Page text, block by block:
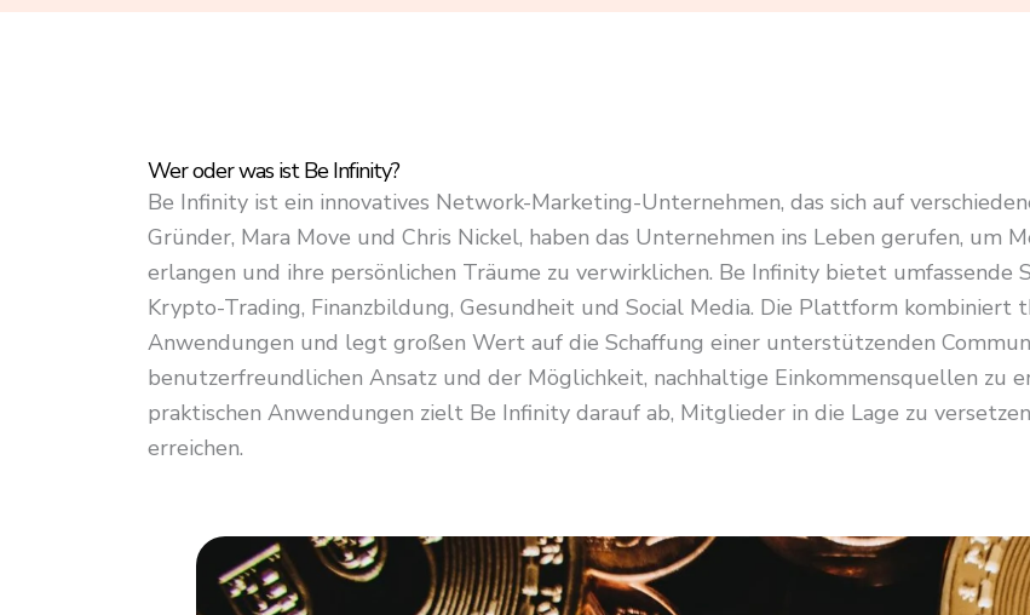
t
o
f
5
Wer oder was ist Be Infinity?
Be Infinity ist ein innovatives Network-Marketing-Unternehmen, das sich auf
Gründer, Mara Move und Chris Nickel, haben das Unternehmen ins Leben gerufen, um
erlangen und ihre persönlichen Träume zu verwirklichen. Be Infinity bietet umfassende
Krypto-Trading, Finanzbildung, Gesundheit und Social Media. Die Plattform kombiniert
Anwendungen und legt großen Wert auf die Schaffung einer unterstützenden
benutzerfreundlichen Ansatz und der Möglichkeit, nachhaltige Einkommensquellen zu
praktischen Anwendungen zielt Be Infinity darauf ab, Mitglieder in die Lage zu
erreichen.